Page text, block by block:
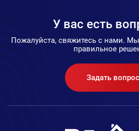
У вас есть
Пожалуйста, свяжитесь с нами.
правильное
Задать вопрос